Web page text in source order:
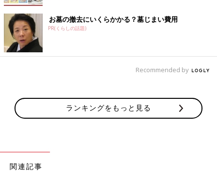
●記事の内容は2025年3月の情報で、現在と異なる場合がありま
す。
『中期のたまごクラブ』2025年春号には、おなかの張りや出血
など、妊娠中期に気になる体の症状について解説した「赤ちゃん
の命を守るために知っておきたい 妊娠中期 カラダの変化と注
最新号はこちら！
お墓の撤去にいくらかかる？墓じまい費用
PR(くらしの話題)
Recommended by
ランキングをもっと見る
関連記事